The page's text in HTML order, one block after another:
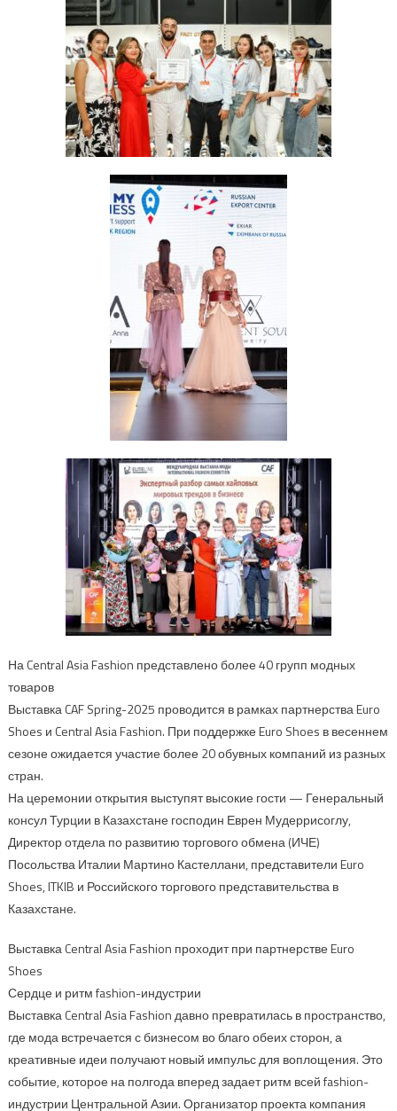
На Central Asia Fashion представлено более 40 групп модных
товаров
Выставка CAF Spring-2025 проводится в рамках партнерства Euro
Shoes и Central Asia Fashion. При поддержке Euro Shoes в весеннем
сезоне ожидается участие более 20 обувных компаний из разных
стран.
На церемонии открытия выступят высокие гости — Генеральный
консул Турции в Казахстане господин Еврен Мудеррисоглу,
Директор отдела по развитию торгового обмена (ИЧЕ)
Посольства Италии Мартино Кастеллани, представители Euro
Shoes, ITKIB и Российского торгового представительства в
Казахстане.
Выставка Central Asia Fashion проходит при партнерстве Euro
Shoes
Сердце и ритм fashion-индустрии
Выставка Central Asia Fashion давно превратилась в пространство,
где мода встречается с бизнесом во благо обеих сторон, а
креативные идеи получают новый импульс для воплощения. Это
событие, которое на полгода вперед задает ритм всей fashion-
индустрии Центральной Азии. Организатор проекта компания